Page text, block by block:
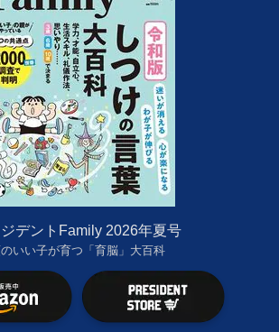
デントFamily 2026年夏号
いい子が育つ「育脳」大百科